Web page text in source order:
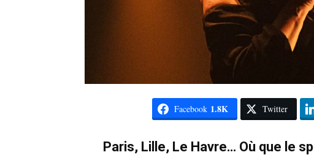
Facebook 1.8K Twitter
Paris, Lille, Le Havre… Où que le